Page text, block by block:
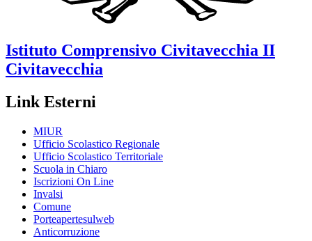
Istituto Comprensivo Civitavecchia II
Civitavecchia
Link Esterni
MIUR
Ufficio Scolastico Regionale
Ufficio Scolastico Territoriale
Scuola in Chiaro
Iscrizioni On Line
Invalsi
Comune
Porteapertesulweb
Anticorruzione